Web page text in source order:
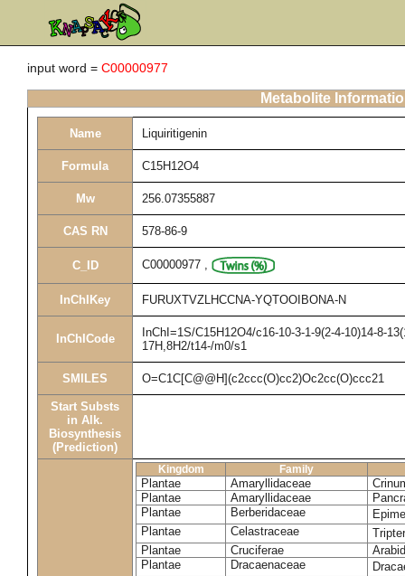
input word = C00000977
Metabolite
Name Liquiritigenin
Formula C15H12O4
Mw 256.07355887
CAS RN 578-86-9
C_ID C00000977 ,
InChIKey FURUXTVZLHCCNA-YQTOOIBONA-N
InChICode
InChI=1S/C15H12O4/c16-10-3-1-9(2-4-10)14-8-
17H,8H2/t14-/m0/s1
SMILES O=C1C[C@@H](c2ccc(O)cc2)Oc2cc(O)ccc21
Start Substs
in Alk.
Biosynthesis
(Prediction)
Kingdom Family
Plantae Amaryllidaceae
Plantae
Amaryllidaceae
Plantae
Berberidaceae
Plantae
Celastraceae
Plantae
Cruciferae
Plantae
Dracaenaceae